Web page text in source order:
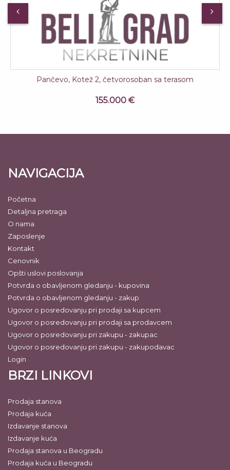
Pančevo, Kotež 2, četvorosoban sa terasom
155.000 €
NAVIGACIJA
Početna
Detaljna pretraga
O nama
Zaposlenje
Kontakt
Cenovnik
Opšti uslovi poslovanja
Potvrda o obavljenom gledanju - kupovina
Potvrda o obavljenom gledanju - zakup
Ugovor o posredovanju pri prodaji sa kupcem
Ugovor o posredovanju pri prodaji sa prodavcem
Ugovor o posredovanju pri zakupu - zakupac
Ugovor o posredovanju pri zakupu - zakupodavac
Login
BRZI LINKOVI
Prodaja stanova
Prodaja kuća
Izdavanje stanova
Izdavanje kuća
Prodaja stanova u Beogradu
Prodaja kuća u Beogradu